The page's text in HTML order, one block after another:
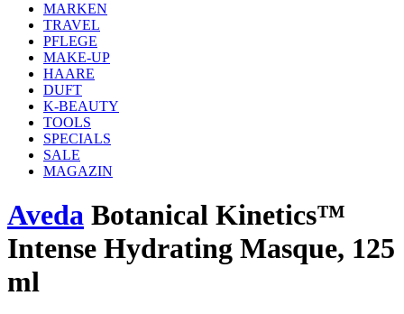
MARKEN
TRAVEL
PFLEGE
MAKE-UP
HAARE
DUFT
K-BEAUTY
TOOLS
SPECIALS
SALE
MAGAZIN
Aveda Botanical Kinetics™
Intense Hydrating Masque, 125
ml